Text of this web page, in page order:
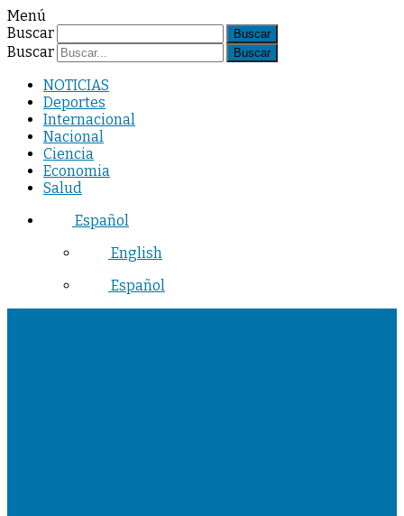
Menú
Buscar
Buscar
NOTICIAS
Deportes
Internacional
Nacional
Ciencia
Economia
Salud
Español
English
Español